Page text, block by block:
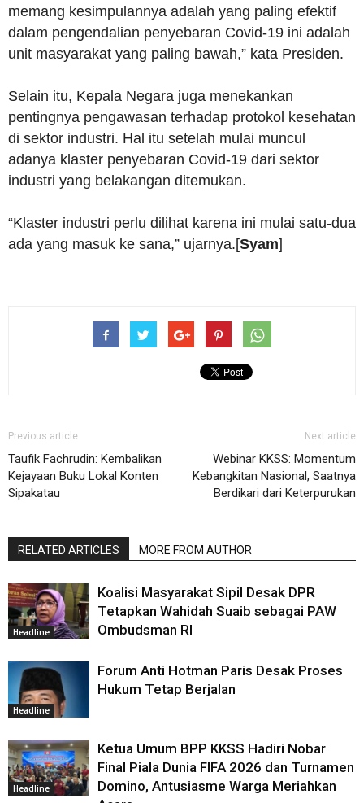
memang kesimpulannya adalah yang paling efektif
dalam pengendalian penyebaran Covid-19 ini adalah
unit masyarakat yang paling bawah,” kata Presiden.
Selain itu, Kepala Negara juga menekankan
pentingnya pengawasan terhadap protokol kesehatan
di sektor industri. Hal itu setelah mulai muncul
adanya klaster penyebaran Covid-19 dari sektor
industri yang belakangan ditemukan.
“Klaster industri perlu dilihat karena ini mulai satu-dua
ada yang masuk ke sana,” ujarnya.[Syam]
Previous article
Taufik Fachrudin: Kembalikan
Kejayaan Buku Lokal Konten
Sipakatau
Next article
Webinar KKSS: Momentum
Kebangkitan Nasional, Saatnya
Berdikari dari Keterpurukan
RELATED ARTICLES MORE FROM AUTHOR
Headline
Koalisi Masyarakat Sipil Desak DPR
Tetapkan Wahidah Suaib sebagai PAW
Ombudsman RI
Headline
Forum Anti Hotman Paris Desak Proses
Hukum Tetap Berjalan
Headline
Ketua Umum BPP KKSS Hadiri Nobar
Final Piala Dunia FIFA 2026 dan Turnamen
Domino, Antusiasme Warga Meriahkan